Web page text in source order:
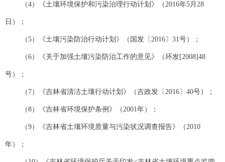
（4）《土壤环境保护和污染治理行动计划》（2016年5月28
日）；
（5）《土壤污染防治行动计划》（国发〔2016〕31号）；
（6）《关于加强土壤污染防治工作的意见》（环发[2008]48
号）；
（7）《吉林省清洁土壤行动计划》（吉政发〔2016〕40号）；
（8）《吉林省环境保护条例》（2001年）；
（9）《吉林省土壤环境质量与污染状况调查报告》（2010
年）；